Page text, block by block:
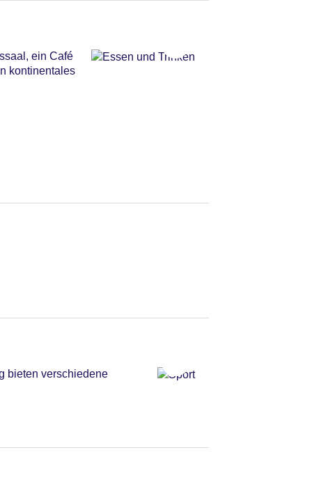
ein Café
kontinentales
bieten verschiedene